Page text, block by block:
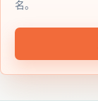
名。